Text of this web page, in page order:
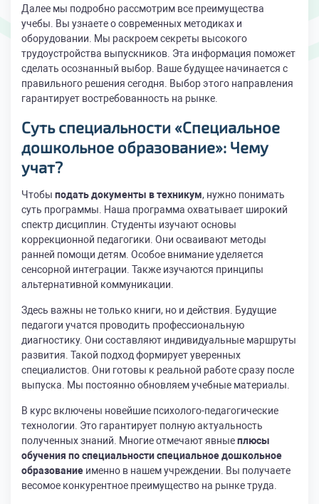
Далее мы подробно рассмотрим все преимущества
учебы. Вы узнаете о современных методиках и
оборудовании. Мы раскроем секреты высокого
трудоустройства выпускников. Эта информация поможет
сделать осознанный выбор. Ваше будущее начинается с
правильного решения сегодня. Выбор этого направления
гарантирует востребованность на рынке.
Сутьспециальности «Специальное
дошкольное образование»: Чему
учат?
Чтобы подать документы в техникум, нужно понимать
суть программы. Наша программа охватывает широкий
спектр дисциплин. Студенты изучают основы
коррекционной педагогики. Они осваивают методы
ранней помощи детям. Особое внимание уделяется
сенсорной интеграции. Также изучаются принципы
альтернативной коммуникации.
Здесь важны не только книги, но и действия. Будущие
педагоги учатся проводить профессиональную
диагностику. Они составляют индивидуальные маршруты
развития. Такой подход формирует уверенных
специалистов. Они готовы к реальной работе сразу после
выпуска. Мы постоянно обновляем учебные материалы.
В курс включены новейшие психолого-педагогические
технологии. Это гарантирует полную актуальность
полученных знаний. Многие отмечают явныеплюсы
обучения по специальности специальное дошкольное
образование именно в нашем учреждении. Вы получаете
весомое конкурентное преимущество на рынке труда.